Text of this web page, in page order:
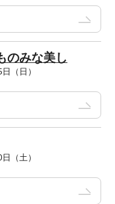
のみな美し
（日）
（土）